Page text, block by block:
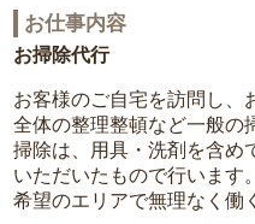
お仕事内容
お掃除代行
お客様のご自宅を訪問し、
全体の整理整頓など一般の
掃除は、用具・洗剤を含め
いただいたもので行います
希望のエリアで無理なく働